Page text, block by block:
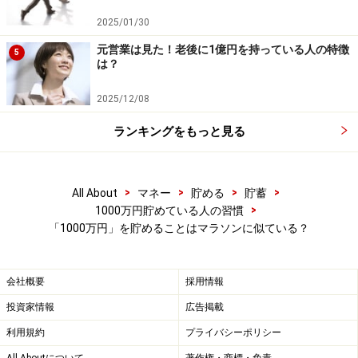
て探ってみました。ゆっくりでも走り続ければ42キロに
たどりつきますし、ゆっくりでも貯め続ければ1000万円
にいつかは到達します。
でも、やみくもに始めて、息切れしてあきらめてしまっ
たり、「そもそも無理だ」と勘違いをしてスタートすら
しなかったりというのは、もったいないこと。正しい方
ば、想像以上の充実感と爽快感を味わえることでしょ
う。まずは、最初の一歩からスタートしてみてはいかが
※記事内容は執筆時点のものです。最新の内容をご確認くださ
い。
本記事の内容は一般的な情報提供を目的としており、特定の金融
商品や投資行動を推奨するものではありません。
投資や資産運用に関する最終的なご判断はご自身の責任において
行ってください。
2025/01/30
5
元営業は見た！老後に1億円を持っている人の特徴
は？
2025/12/08
ランキングをもっと見る
All About > マネー > 貯める > 貯蓄
>
1000万円貯めている人の習慣
>
「1000万円」を貯めることはマラソンに似ている？
会社概要 採用情報
投資家情報 広告掲載
利用規約 プライバシーポリシー